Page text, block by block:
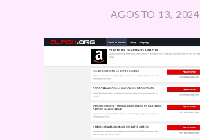
AGOSTO 13, 2024